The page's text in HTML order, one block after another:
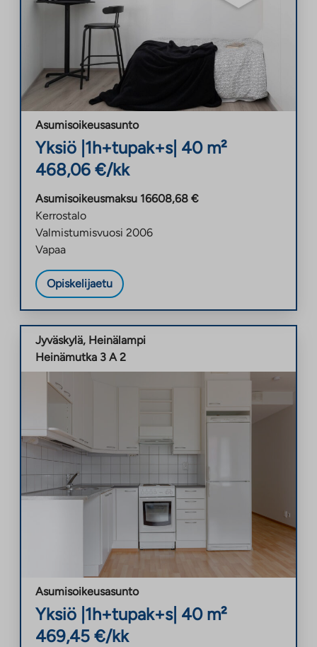
Asumisoikeusasunto
Yksiö 1h+tupak+s| 40 m²
468,06 €/kk
Asumisoikeusmaksu 16608,68 €
Kerrostalo
Valmistumisvuosi 2006
Vapaa
Opiskelijaetu
Jyväskylä, Heinälampi
Heinämutka 3 A 2
Asumisoikeusasunto
Yksiö 1h+tupak+s| 40 m²
469,45 €/kk